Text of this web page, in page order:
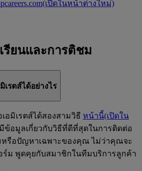
(เปิดในหน้าต่างใหม่)
รียนและการติชม
เรตส์ได้อย่างไร
อมิเรตส์ได้สองสามวิธี หน้านี้(เปิดใน
มีข้อมูลเกี่ยวกับวิธีที่ดีที่สุดในการติดต่อ
หรือปัญหาเฉพาะของคุณ ไม่ว่าคุณจะ
ร์ม พูดคุยกับสมาชิกในทีมบริการลูกค้า